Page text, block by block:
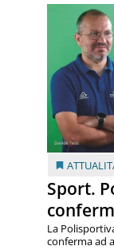
Sport.
La
conferma ad